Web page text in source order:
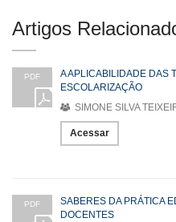
Artigos
PDF
A APLICABILIDADE DAS
ESCOLARIZAÇÃO
SIMONE SILVA
Acessar
PDF
SABERES DA PRÁTICA
DOCENTES